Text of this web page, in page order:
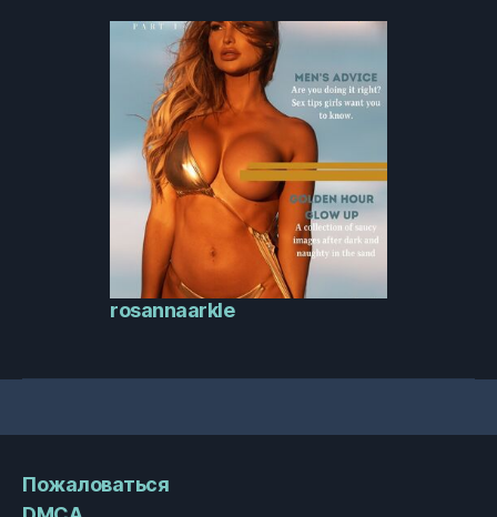
rosannaarkle
Пожаловаться